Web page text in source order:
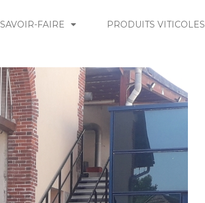
SAVOIR-FAIRE PRODUITS VITICOLES